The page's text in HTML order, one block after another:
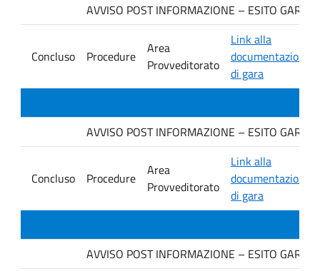
AVVISO POST INFORMAZIONE – ESITO GARA
Concluso Procedure
Area
Provveditorato
Link alla
documentazione
di gara
AVVISO POST INFORMAZIONE – ESITO
Concluso Procedure
Area
Provveditorato
Link alla
documentazione
di gara
AVVISO POST INFORMAZIONE – ESITO GARA.